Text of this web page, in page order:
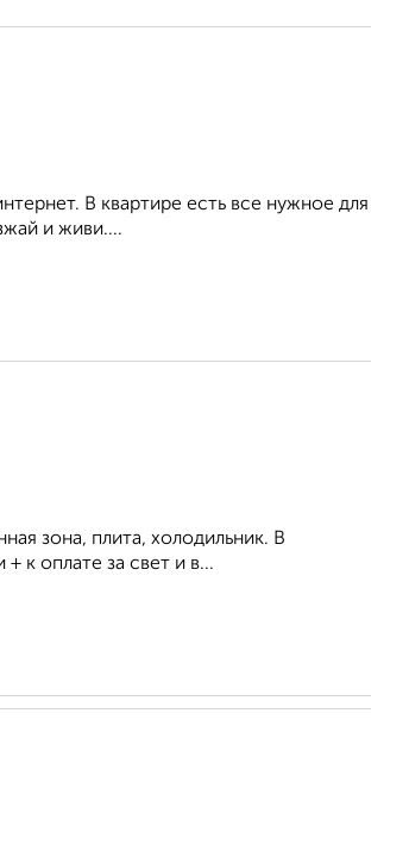
В квартире есть все нужное для
и живи....
зона, плита, холодильник. В
к оплате за свет и в...